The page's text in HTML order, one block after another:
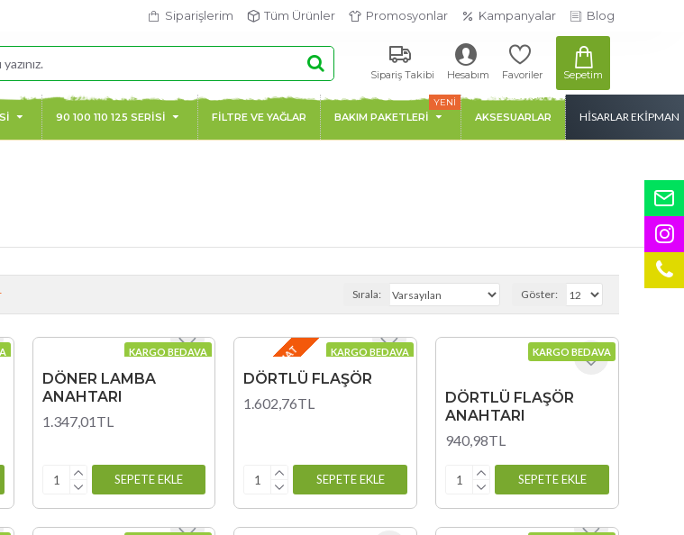
Siparişlerim Tüm Ürünler Promosyonlar Kampanyalar Blog
Sipariş Takibi Hesabım Favoriler Sepetim
90 100 110 125 SERİSİ FİLTRE VE YAĞLAR BAKIM PAKETLERİ
YENİ
AKSESUARLAR HİSARLAR EKİPMAN
Sırala: Göster:
KARGO BEDAVA
DÖNER LAMBA
ANAHTARI
1.347,01TL
SEPETE EKLE
KARGO BEDAVA
GEÇ TESLIMAT
DÖRTLÜ FLAŞÖR
1.602,76TL
SEPETE EKLE
KARGO BEDAVA
DÖRTLÜ FLAŞÖR
ANAHTARI
940,98TL
SEPETE EKLE